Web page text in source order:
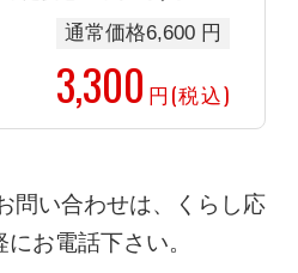
通常価格6,600 円
3,300 円(税込)
問い合わせは、くらし応
お電話下さい。